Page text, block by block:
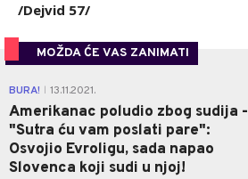
/Dejvid 57/
MOŽDA ĆE VAS ZANIMATI
BURA! 13.11.2021.
Amerikanac poludio zbog sudija -
"Sutra ću vam poslati pare":
Osvojio Evroligu, sada napao
Slovenca koji sudi u njoj!